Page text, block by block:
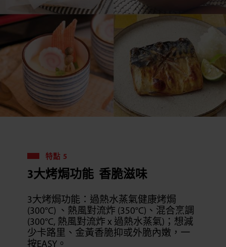
特點 5
3大烤焗功能 香脆滋味
3大烤焗功能：過熱水蒸氣健康烤焗
(300°C) 、熱風對流炸 (350°C)、混合烹調
(300°C, 熱風對流炸 x 過熱水蒸氣)；想減
少卡路里、金黃香脆抑或外脆內嫩，一
按EASY。